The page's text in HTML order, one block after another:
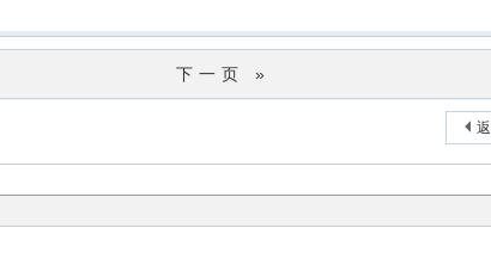
下一页 »